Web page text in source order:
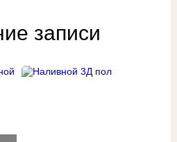
записи